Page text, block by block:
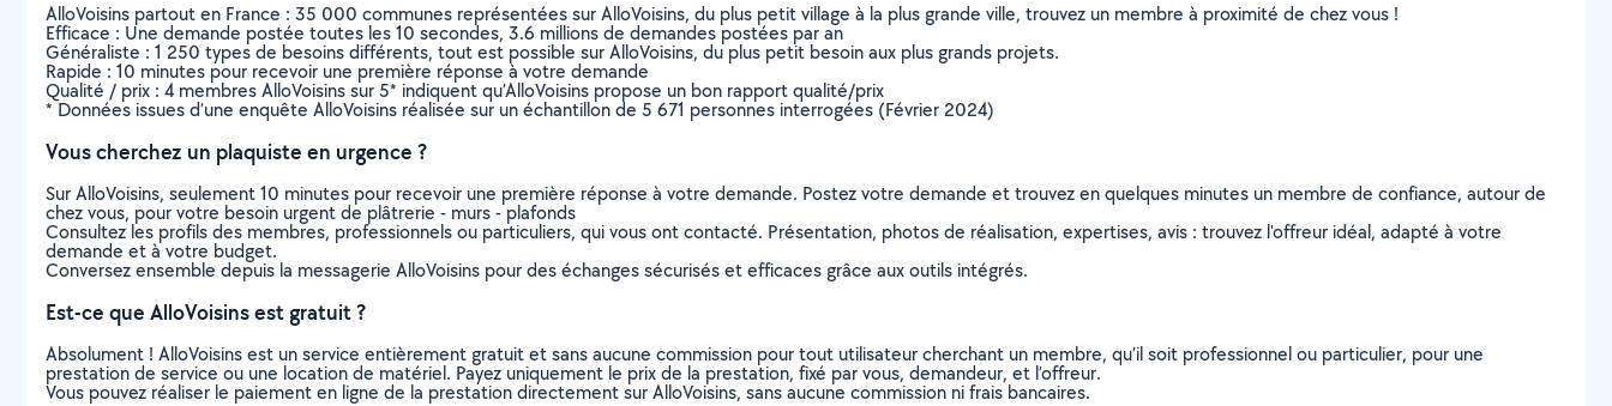
AlloVoisins partout en France : 35 000 communes représentées sur AlloVoisins, du plus petit village à la plus grande ville, trouvez un membre à proximité de chez vous !
Efficace : Une demande postée toutes les 10 secondes, 3.6 millions de demandes postées par an
Généraliste : 1 250 types de besoins différents, tout est possible sur AlloVoisins, du plus petit besoin aux plus grands projets.
Rapide : 10 minutes pour recevoir une première réponse à votre demande
Qualité / prix : 4 membres AlloVoisins sur 5* indiquent qu’AlloVoisins propose un bon rapport qualité/prix
* Données issues d’une enquête AlloVoisins réalisée sur un échantillon de 5 671 personnes interrogées (Février 2024)
Vous cherchez un plaquiste en urgence ?
Sur AlloVoisins, seulement 10 minutes pour recevoir une première réponse à votre demande. Postez votre demande et trouvez en quelques minutes un membre de confiance, autour de
chez vous, pour votre besoin urgent de plâtrerie - murs - plafonds
Consultez les profils des membres, professionnels ou particuliers, qui vous ont contacté. Présentation, photos de réalisation, expertises, avis : trouvez l'offreur idéal, adapté à votre
demande et à votre budget.
Conversez ensemble depuis la messagerie AlloVoisins pour des échanges sécurisés et efficaces grâce aux outils intégrés.
Est-ce que AlloVoisins est gratuit ?
Absolument ! AlloVoisins est un service entièrement gratuit et sans aucune commission pour tout utilisateur cherchant un membre, qu’il soit professionnel ou particulier, pour une
prestation de service ou une location de matériel. Payez uniquement le prix de la prestation, fixé par vous, demandeur, et l’offreur.
Vous pouvez réaliser le paiement en ligne de la prestation directement sur AlloVoisins, sans aucune commission ni frais bancaires.